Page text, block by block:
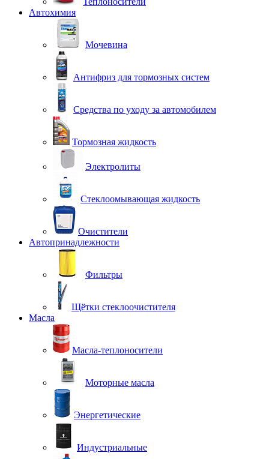
Автохимия
Мочевина
Антифриз для тормозных систем
Средства по уходу за автомобилем
Тормозная жидкость
Электролиты
Стеклоомывающая жидкость
Очистители
Автопринадлежности
Фильтры
Щётки стеклоочистителя
Масла
Масла-теплоносители
Моторные масла
Энергетические
Индустриальные